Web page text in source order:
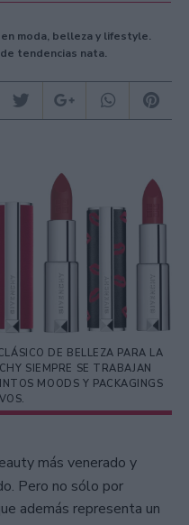
moda, belleza y lifestyle.
tendencias nata.
DE BELLEZA PARA LA
SIEMPRE SE TRABAJAN
MOODS Y PACKAGINGS
más venerado y
Pero no sólo por
además representa un